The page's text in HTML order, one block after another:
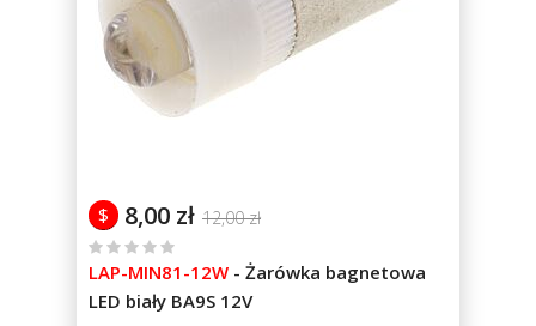
8,00 zł 12,00 zł
$
%
100
LAP-MIN81-12W - Żarówka bagnetowa
LED biały BA9S 12V